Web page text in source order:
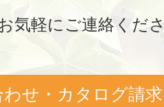
気軽にご連絡くだ
わせ・カタログ請求